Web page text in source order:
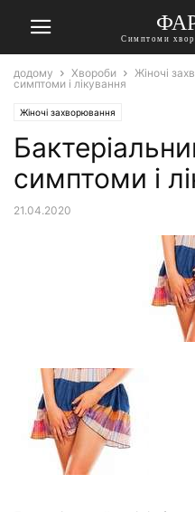
Симптоми
додому Хвороби Жіночі
симптоми і лікування
Жіночі захворювання
симптоми і
21.04.2020